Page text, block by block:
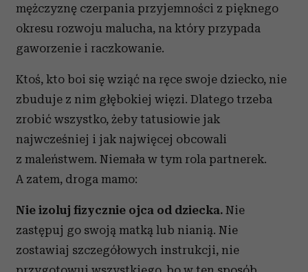
mężczyznę czerpania przyjemności z pięknego
okresu rozwoju malucha, na który przypada
gaworzenie i raczkowanie.
Ktoś, kto boi się wziąć na ręce swoje dziecko, nie
zbuduje z nim głębokiej więzi. Dlatego trzeba
zrobić wszystko, żeby tatusiowie jak
najwcześniej i jak najwięcej obcowali
z maleństwem. Niemała w tym rola partnerek.
A zatem, droga mamo:
Nie izoluj fizycznie ojca od dziecka. Nie
zastępuj go swoją matką lub nianią. Nie
zostawiaj szczegółowych instrukcji, nie